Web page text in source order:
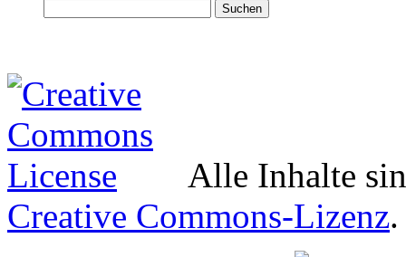
Alle Inhalte
Creative Commons-Lizenz.